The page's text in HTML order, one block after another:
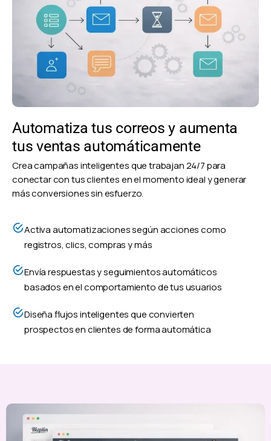
Automatiza tus correos y aumenta
tus ventas automáticamente
Crea campañas inteligentes que trabajan 24/7 para
conectar con tus clientes en el momento ideal y generar
más conversiones sin esfuerzo.
Activa automatizaciones según acciones como
registros, clics, compras y más
Envía respuestas y seguimientos automáticos
basados en el comportamiento de tus usuarios
Diseña flujos inteligentes que convierten
prospectos en clientes de forma automática